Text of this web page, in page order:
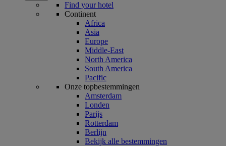
Find your hotel
Continent
Africa
Asia
Europe
Middle-East
North America
South America
Pacific
Onze topbestemmingen
Amsterdam
Londen
Parijs
Rotterdam
Berlijn
Bekijk alle bestemmingen